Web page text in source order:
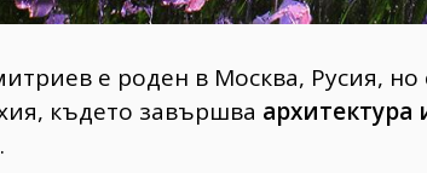
е роден в Москва, Русия, но
където завършва архитектура